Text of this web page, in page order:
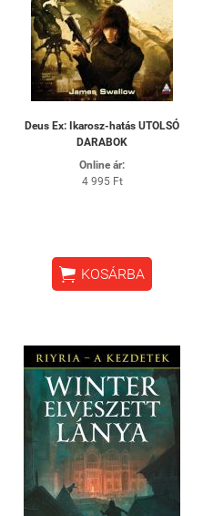
Deus Ex: Ikarosz-hatás UTOLSÓ
DARABOK
Online ár:
4 995 Ft
 KOSÁRBA